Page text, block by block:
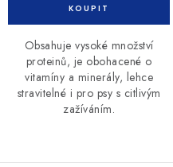
Obsahuje vysoké množství
proteinů, je obohacené o
vitamíny a minerály, lehce
stravitelné i pro psy s citlivým
zažíváním.